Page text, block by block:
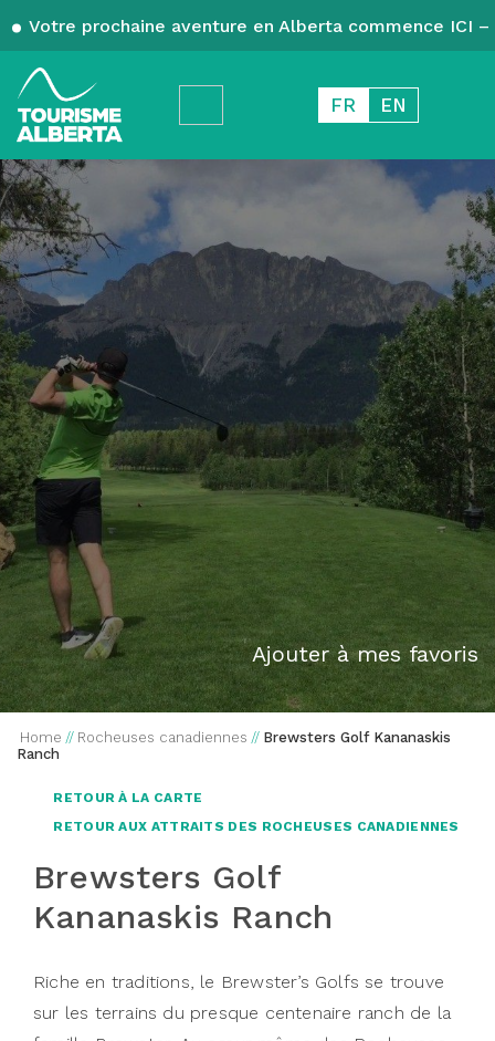
Votre prochaine aventure en Alberta commence ICI
FR EN
Ajouter à mes favoris
Home // Rocheuses canadiennes // Brewsters Golf Kananaskis
Ranch
RETOUR À LA CARTE
RETOUR AUX ATTRAITS DES ROCHEUSES CANADIENNES
Brewsters Golf
Kananaskis Ranch
Riche en traditions, le Brewster’s Golfs se trouve
sur les terrains du presque centenaire ranch de la